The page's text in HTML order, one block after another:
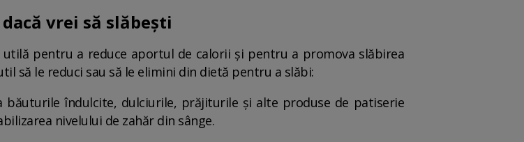
vrei să slăbești
pentru a reduce aportul de calorii și pentru a promova slăbirea
să le reduci sau să le elimini din dietă pentru a slăbi:
băuturile îndulcite, dulciurile, prăjiturile și alte produse de patiserie
nivelului de zahăr din sânge.